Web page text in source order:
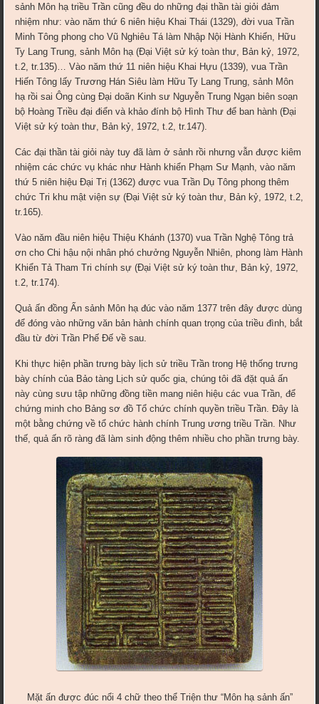
sảnh Môn hạ triều Trần cũng đều do những đại thần tài giỏi đảm
nhiệm như: vào năm thứ 6 niên hiệu Khai Thái (1329), đời vua Trần
Minh Tông phong cho Vũ Nghiêu Tá làm Nhập Nội Hành Khiển, Hữu
Ty Lang Trung, sảnh Môn hạ (Đại Việt sử ký toàn thư, Bản kỷ, 1972,
t.2, tr.135)… Vào năm thứ 11 niên hiệu Khai Hựu (1339), vua Trần
Hiến Tông lấy Trương Hán Siêu làm Hữu Ty Lang Trung, sảnh Môn
hạ rồi sai Ông cùng Đại doãn Kinh sư Nguyễn Trung Ngạn biên soạn
bộ Hoàng Triều đại điển và khảo đính bộ Hình Thư để ban hành (Đại
Việt sử ký toàn thư, Bản kỷ, 1972, t.2, tr.147).
Các đại thần tài giỏi này tuy đã làm ở sảnh rồi nhưng vẫn được kiêm
nhiệm các chức vụ khác như Hành khiển Phạm Sư Mạnh, vào năm
thứ 5 niên hiệu Đại Trị (1362) được vua Trần Dụ Tông phong thêm
chức Tri khu mật viện sự (Đại Việt sử ký toàn thư, Bản kỷ, 1972, t.2,
tr.165).
Vào năm đầu niên hiệu Thiệu Khánh (1370) vua Trần Nghệ Tông trả
ơn cho Chi hậu nội nhân phó chưởng Nguyễn Nhiên, phong làm Hành
Khiển Tả Tham Tri chính sự (Đại Việt sử ký toàn thư, Bản kỷ, 1972,
t.2, tr.174).
Quả ấn đồng Ấn sảnh Môn hạ đúc vào năm 1377 trên đây được dùng
để đóng vào những văn bản hành chính quan trọng của triều đình, bắt
đầu từ đời Trần Phế Đế về sau.
Khi thực hiện phần trưng bày lịch sử triều Trần trong Hệ thống trưng
bày chính của Bảo tàng Lịch sử quốc gia, chúng tôi đã đặt quả ấn
này cùng sưu tập những đồng tiền mang niên hiệu các vua Trần, để
chứng minh cho Bảng sơ đồ Tổ chức chính quyền triều Trần. Đây là
một bằng chứng về tổ chức hành chính Trung ương triều Trần. Như
thế, quả ấn rõ ràng đã làm sinh động thêm nhiều cho phần trưng bày.
Mặt ấn được đúc nổi 4 chữ theo thể Triện thư “Môn hạ sảnh ấn”